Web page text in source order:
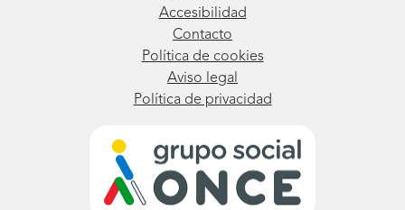
Accesibilidad
Contacto
Política de cookies
Aviso legal
Política de privacidad